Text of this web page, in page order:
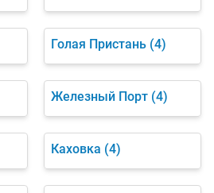
Голая Пристань (4)
Железный Порт (4)
Каховка (4)